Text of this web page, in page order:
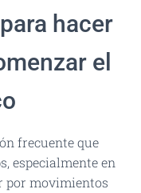
O
C
hacer
el
frecuente que
especialmente en
por movimientos